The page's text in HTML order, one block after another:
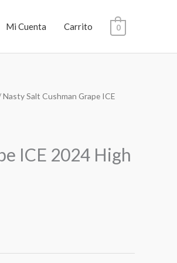
Mi Cuenta Carrito 0
Nasty Salt Cushman Grape ICE
ICE 2024 High